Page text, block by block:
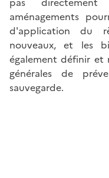
aménagements
d'application du
nouveaux, et les
également définir et
générales de
sauvegarde.